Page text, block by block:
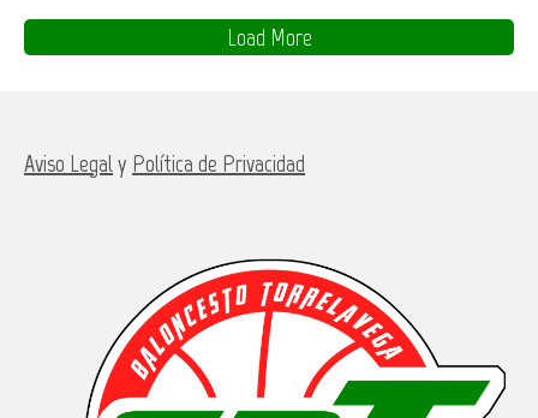
Load More
Aviso Legaly Política de Privacidad